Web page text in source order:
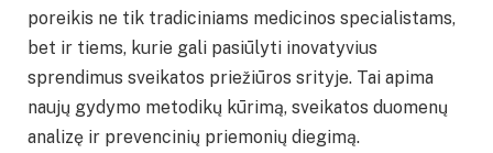
poreikis ne tik tradiciniams medicinos specialistams,
bet ir tiems, kurie gali pasiūlyti inovatyvius
sprendimus sveikatos priežiūros srityje. Tai apima
naujų gydymo metodikų kūrimą, sveikatos duomenų
analizę ir prevencinių priemonių diegimą.